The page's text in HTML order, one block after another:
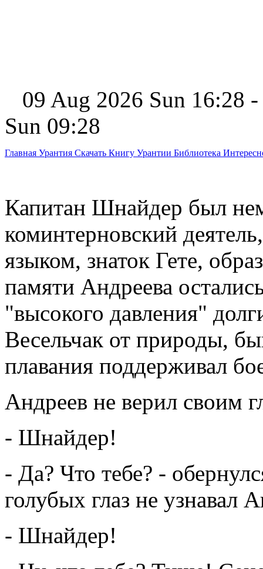
09 Aug 2026 Sun 16:28
Sun 09:28
Главная Урантия Скачать Книгу Урантии Библиотека
Капитан Шнайдер был
коминтерновский
языком, знаток Гете,
памяти Андреева
"высокого давления"
Весельчак от природы,
плавания поддерживал
Андреев не верил своим
- Шнайдер!
- Да? Что тебе? -
голубых глаз не узнавал
- Шнайдер!